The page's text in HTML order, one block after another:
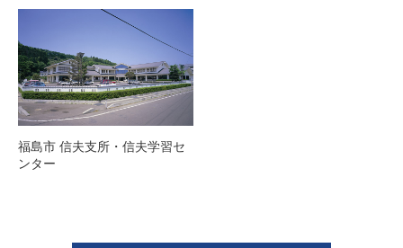
福島市 信夫支所・信夫学習セ
ンター